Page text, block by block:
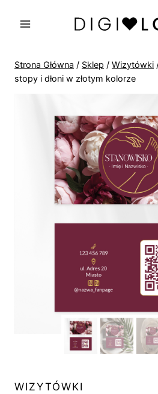
Strona Główna / Sklep / Wizytówki
stopy i dłoni w złotym kolorze
WIZYTÓWKI